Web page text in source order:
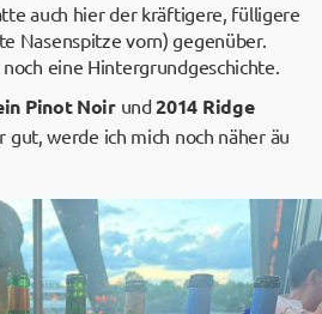
auch hier der kräftigere, fülligere
Nasenspitze vorn) gegenüber.
eine Hintergrundgeschichte.
Pinot Noir und2014 Ridge
gut, werde ich mich noch näher äu